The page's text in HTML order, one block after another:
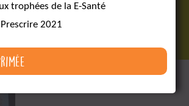
Prix Prescrire 2021
trophées de la E-Santé
2021